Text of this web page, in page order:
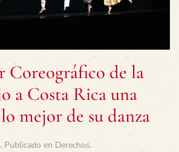
Coreográfico de la
a Costa Rica una
mejor de su danza
. Publicado en Derechos.